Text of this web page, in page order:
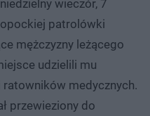
wieczór, 7
patrolówki
mężczyzny leżącego
udzielili mu
medycznych.
przewieziony do